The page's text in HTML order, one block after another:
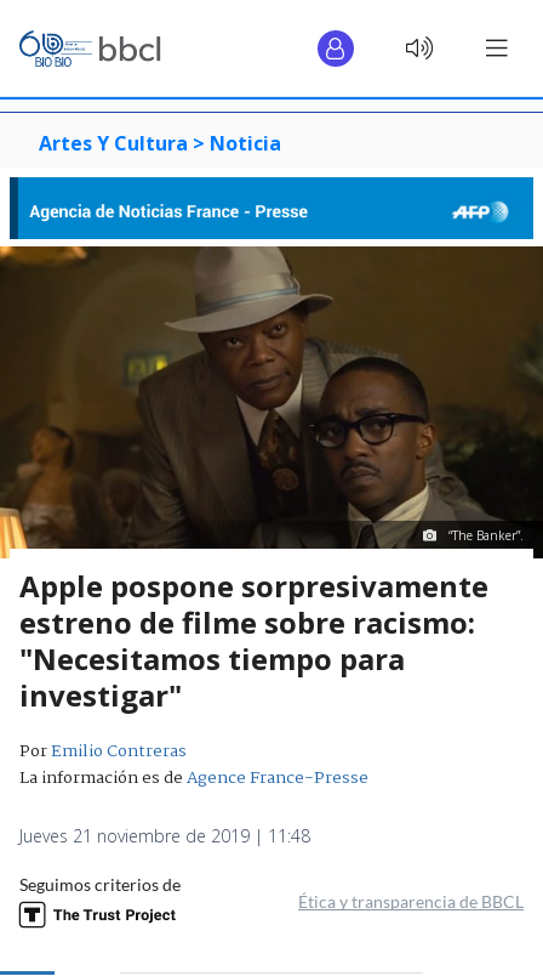
Artes Y Cultura > Noticia
“The Banker”.
Apple pospone sorpresivamente
estreno de filme sobre racismo:
"Necesitamos tiempo para
investigar"
PorEmilio Contreras
La información es deAgence France-Presse
Jueves 21 noviembre de 2019 | 11:48
Seguimos criterios de
Ética y transparencia de BBCL